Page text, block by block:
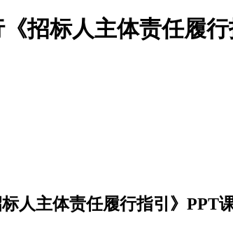
《招标人主体责任履
标人主体责任履行指引》PPT